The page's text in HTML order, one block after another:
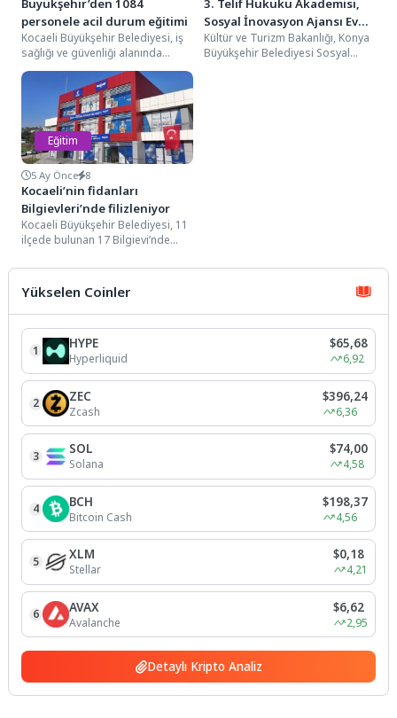
Büyükşehir’den 1084
personele acil durum eğitimi
Kocaeli Büyükşehir Belediyesi, iş
sağlığı ve güvenliği alanında
örnek bir çalışmaya daha imza
attı. Eğitim...
3. Telif Hukuku Akademisi,
Sosyal İnovasyon Ajansı Ev
Sahipliğinde Yapıldı
Kültür ve Turizm Bakanlığı, Konya
Büyükşehir Belediyesi Sosyal
Eğitim
5 Ay Önce 8
Kocaeli’nin fidanları
Bilgievleri’nde filizleniyor
Kocaeli Büyükşehir Belediyesi, 11
ilçede bulunan 17 Bilgievi’nde
anlayışıyla ev ortamı sıcaklığı...
Yükselen Coinler
1 HYPE
Hyperliquid
$65,68
6,92
2 ZEC
Zcash
$396,24
6,36
3 SOL
Solana
$74,00
4,58
4 BCH
Bitcoin Cash
$198,37
4,56
5 XLM
Stellar
$0,18
4,21
6 AVAX
Avalanche
$6,62
2,95
Detaylı Kripto Analiz